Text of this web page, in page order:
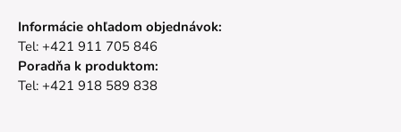
Informácie ohľadom objednávok:
Tel: +421 911 705 846
Poradňa k produktom:
Tel: +421 918 589 838